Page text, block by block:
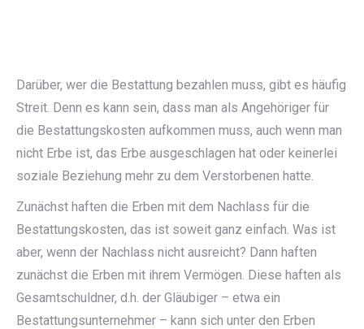
Darüber, wer die Bestattung bezahlen muss, gibt es häufig
Streit. Denn es kann sein, dass man als Angehöriger für
die Bestattungskosten aufkommen muss, auch wenn man
nicht Erbe ist, das Erbe ausgeschlagen hat oder keinerlei
soziale Beziehung mehr zu dem Verstorbenen hatte.
Zunächst haften die Erben mit dem Nachlass für die
Bestattungskosten, das ist soweit ganz einfach. Was ist
aber, wenn der Nachlass nicht ausreicht? Dann haften
zunächst die Erben mit ihrem Vermögen. Diese haften als
Gesamtschuldner, d.h. der Gläubiger – etwa ein
Bestattungsunternehmer – kann sich unter den Erben